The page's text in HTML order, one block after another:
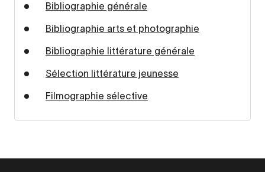
Bibliographie générale
Bibliographie arts et photographie
Bibliographie littérature générale
Sélection littérature jeunesse
Filmographie sélective